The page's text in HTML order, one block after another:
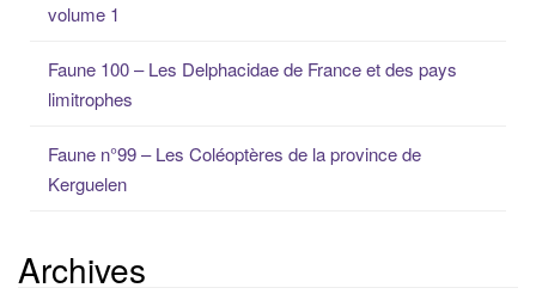
volume 1
Faune 100 – Les Delphacidae de France et des pays
limitrophes
Faune n°99 – Les Coléoptères de la province de
Kerguelen
Archives